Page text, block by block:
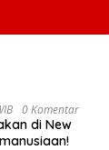
0 Komentar
di New